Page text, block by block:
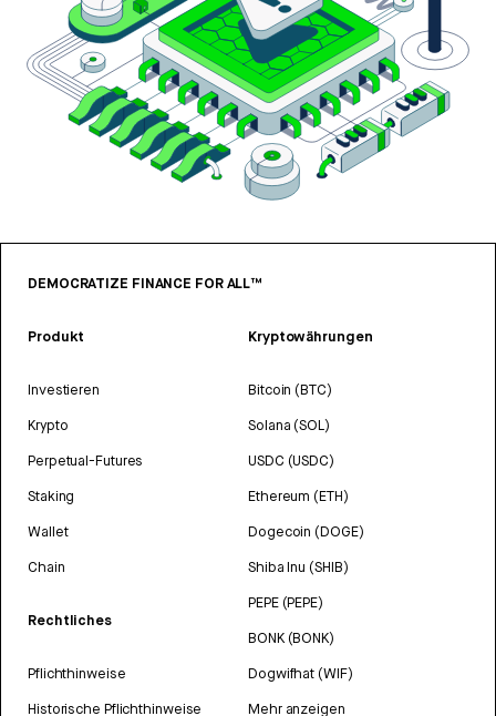
DEMOCRATIZE FINANCE FOR ALL™
Produkt
Investieren
Krypto
Perpetual-Futures
Staking
Wallet
Chain
Rechtliches
Pflichthinweise
Historische Pflichthinweise
Kryptowährungen
Bitcoin (BTC)
Solana (SOL)
USDC (USDC)
Ethereum (ETH)
Dogecoin (DOGE)
Shiba Inu (SHIB)
PEPE (PEPE)
BONK (BONK)
Dogwifhat (WIF)
Mehr anzeigen